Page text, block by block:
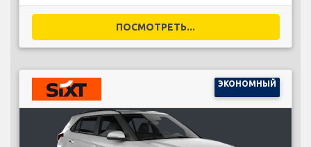
ПОСМОТРЕТЬ...
ЭКОНОМНЫЙ